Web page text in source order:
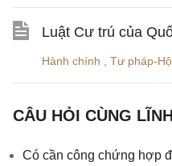
Luật Cư trú của
Hành chính Tư pháp-
CÂU HỎI CÙNG
Có cần công chứng hợp